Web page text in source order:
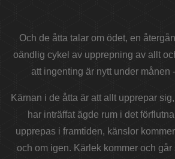
Och de åtta talar om ödet, en
oändlig cykel av upprepning av allt
att ingenting är nytt under månen
Kärnan i de åtta är att allt upprepar
har inträffat ägde rum i det
upprepas i framtiden, känslor
och om igen. Kärlek kommer och